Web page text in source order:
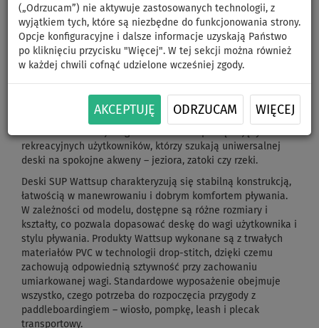
(„Odrzucam”) nie aktywuje zastosowanych technologii, z
wyjątkiem tych, które są niezbędne do funkcjonowania strony.
Opcje konfiguracyjne i dalsze informacje uzyskają Państwo
po kliknięciu przycisku "Więcej". W tej sekcji można również
w każdej chwili cofnąć udzielone wcześniej zgody.
AKCEPTUJĘ ODRZUCAM WIĘCEJ
pompowanych desek SUP, która łączy przystępną cenę z
solidnym wykonaniem i nowoczesnym wzornictwem. Oferta
rekreacyjnych użytkowników, którzy szukają uniwersalnej
deski na spokojne akweny – jeziora, zatoki czy rzeki.
Deski SUP Wattsup charakteryzują się stabilną konstrukcją,
łatwością w manewrowaniu i dobrym komfortem pływania.
W zależności od modelu, dostępne są różne rozmiary i
kształty, co pozwala dopasować deskę do wagi użytkownika i
stylu pływania. Produkty Wattsup wykonane są z trwałych
materiałów PVC w technologii drop-stitch, dzięki czemu
zachowują odpowiednią sztywność przy zachowaniu
umiarkowanej wagi. Standardowe wyposażenie obejmuje
wszystko, czego potrzeba do rozpoczęcia przygody z
paddleboardingiem – wiosło, pompkę, leash i plecak
transportowy.